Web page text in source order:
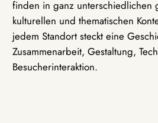
finden in ganz unterschiedlichen
kulturellen und thematischen
jedem Standort steckt eine
Zusammenarbeit, Gestaltung,
Besucherinteraktion.